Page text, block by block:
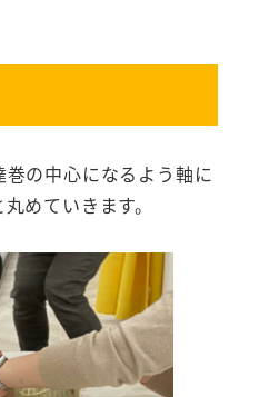
の中心になるよう軸に
めていきます。